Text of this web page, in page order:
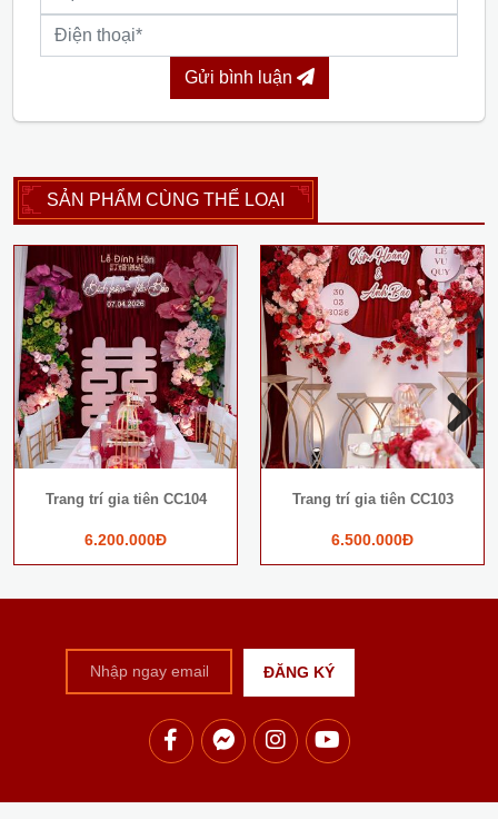
Gửi bình luận
SẢN PHẨM CÙNG THỂ LOẠI
Trang trí gia tiên CC104
6.200.000Đ
Trang trí gia tiên CC103
6.500.000Đ
Next